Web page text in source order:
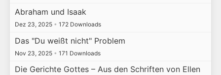
Abraham und Isaak
Dez 23, 2025 • 172 Downloads
Das "Du weißt nicht" Problem
Nov 23, 2025 • 171 Downloads
Die Gerichte Gottes – Aus den Schriften von Ellen